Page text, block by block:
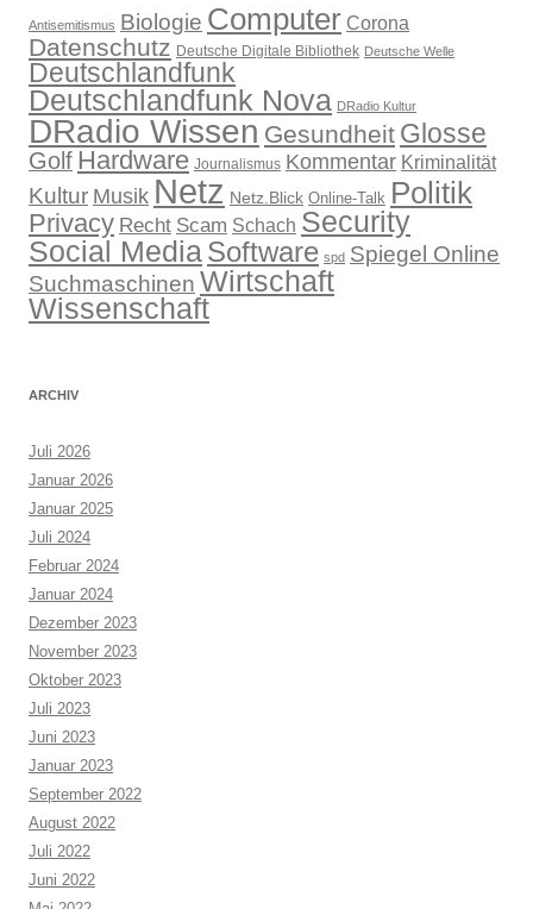
Antisemitismus Biologie Computer Corona
Datenschutz Deutsche Digitale Bibliothek Deutsche Welle
Deutschlandfunk
Deutschlandfunk Nova DRadio Kultur
DRadio Wissen Gesundheit Glosse
Golf Hardware Journalismus Kommentar Kriminalität
Kultur Musik Netz Netz.Blick Online-Talk Politik
Privacy Recht Scam Schach Security
Social MediaSoftware spd Spiegel Online
Suchmaschinen Wirtschaft
Wissenschaft
ARCHIV
Juli 2026
Januar 2026
Januar 2025
Juli 2024
Februar 2024
Januar 2024
Dezember 2023
November 2023
Oktober 2023
Juli 2023
Juni 2023
Januar 2023
September 2022
August 2022
Juli 2022
Juni 2022